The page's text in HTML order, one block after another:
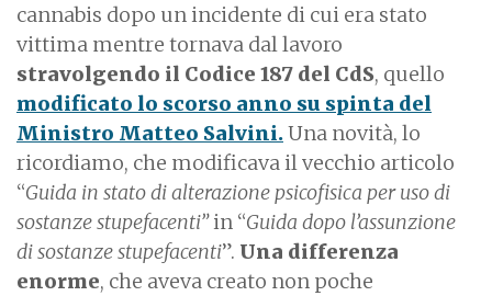
cannabis dopo un incidente di cui era stato
vittima mentre tornava dal lavoro
stravolgendo il Codice 187 del CdS, quello
modificato lo scorso anno su spinta del
Ministro Matteo Salvini.Una novità, lo
ricordiamo, che modificava il vecchio articolo
“Guida in stato di alterazione psicofisica per uso di
sostanze stupefacenti”in “Guida dopo l’assunzione
di sostanze stupefacenti”. Una differenza
enorme, che aveva creato non poche